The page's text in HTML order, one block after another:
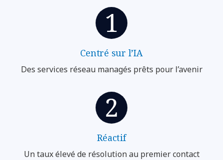
Centré sur l’IA
Des services réseau managés prêts pour l’avenir
Réactif
Un taux élevé de résolution au premier contact